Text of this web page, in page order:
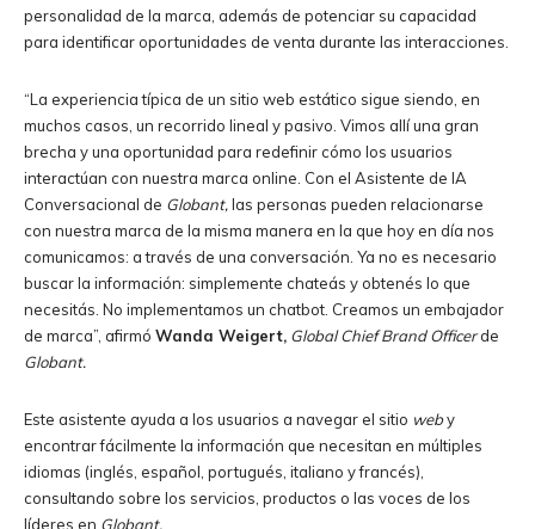
personalidad de la marca, además de potenciar su capacidad
para identificar oportunidades de venta durante las interacciones.
“La experiencia típica de un sitio web estático sigue siendo, en
muchos casos, un recorrido lineal y pasivo. Vimos allí una gran
brecha y una oportunidad para redefinir cómo los usuarios
interactúan con nuestra marca online. Con el Asistente de IA
Conversacional de Globant,las personas pueden relacionarse
con nuestra marca de la misma manera en la que hoy en día nos
comunicamos: a través de una conversación. Ya no es necesario
buscar la información: simplemente chateás y obtenés lo que
necesitás. No implementamos un chatbot. Creamos un embajador
de marca”, afirmó Wanda Weigert, Global Chief Brand Officerde
Globant.
Este asistente ayuda a los usuarios a navegar el sitio weby
encontrar fácilmente la información que necesitan en múltiples
idiomas (inglés, español, portugués, italiano y francés),
consultando sobre los servicios, productos o las voces de los
líderes en Globant.